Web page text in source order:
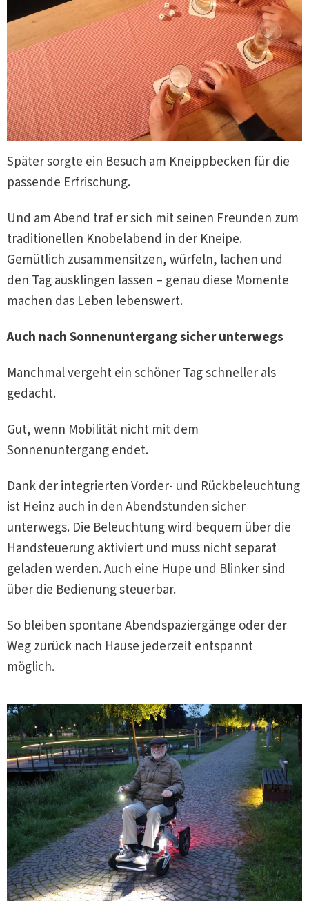
Später sorgte ein Besuch am Kneippbecken für die
passende Erfrischung.
Und am Abend traf er sich mit seinen Freunden zum
traditionellen Knobelabend in der Kneipe.
Gemütlich zusammensitzen, würfeln, lachen und
den Tag ausklingen lassen – genau diese Momente
machen das Leben lebenswert.
Auch nach Sonnenuntergang sicher unterwegs
Manchmal vergeht ein schöner Tag schneller als
gedacht.
Gut, wenn Mobilität nicht mit dem
Sonnenuntergang endet.
Dank der integrierten Vorder- und Rückbeleuchtung
ist Heinz auch in den Abendstunden sicher
unterwegs. Die Beleuchtung wird bequem über die
Handsteuerung aktiviert und muss nicht separat
geladen werden. Auch eine Hupe und Blinker sind
über die Bedienung steuerbar.
So bleiben spontane Abendspaziergänge oder der
Weg zurück nach Hause jederzeit entspannt
möglich.